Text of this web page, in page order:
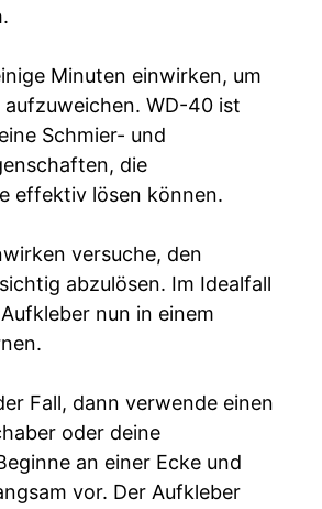
Minuten einwirken, um
WD-40 ist
Schmier- und
die
effektiv lösen können.
versuche, den
abzulösen. Im Idealfall
nun in einem
Fall, dann verwende einen
oder deine
an einer Ecke und
vor. Der Aufkleber